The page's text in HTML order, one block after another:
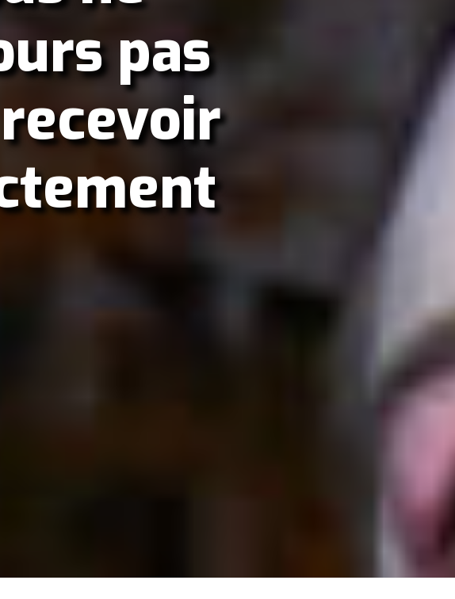
pas